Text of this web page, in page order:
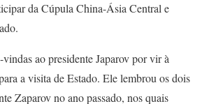
da Cúpula China-Ásia Central e
ao presidente Japarov por vir à
a visita de Estado. Ele lembrou os dois
Zaparov no ano passado, nos quais